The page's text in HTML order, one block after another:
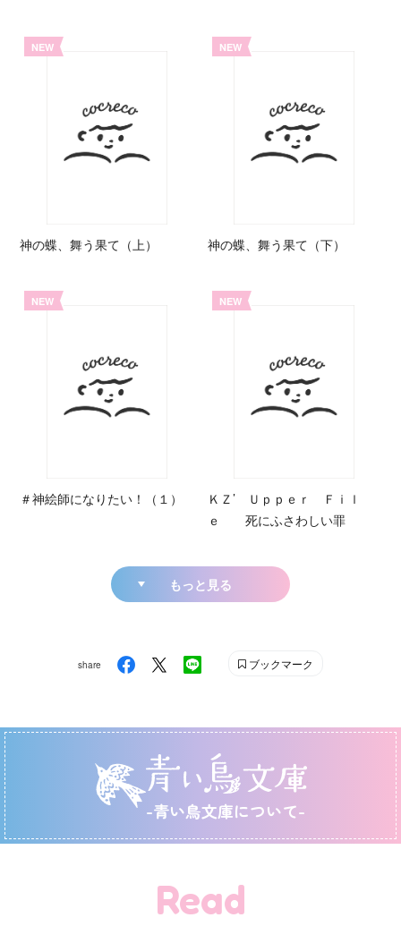
NEW
神の蝶、舞う果て（上）
NEW
神の蝶、舞う果て（下）
NEW
＃神絵師になりたい！（１）
NEW
ＫＺ’ Ｕｐｐｅｒ Ｆｉｌ
ｅ 死にふさわしい罪
もっと見る
share ブックマーク
-青い鳥文庫について-
Read